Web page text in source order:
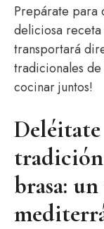
Prepárate para
deliciosa
transportará
tradicionales de
cocinar juntos!
brasa: